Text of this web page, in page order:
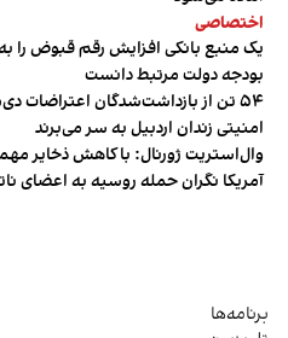
اختصاصی
یک منبع بانکی افزایش رقم قبوض را
بودجه دولت مرتبط دانست
۵۴ تن از بازداشت‌شدگان اعتراضات
امنیتی زندان اردبیل به سر می‌برند
وال‌استریت ژورنال: با کاهش ذخایر
آمریکا نگران حمله روسیه به اعضای
برنامه‌ها